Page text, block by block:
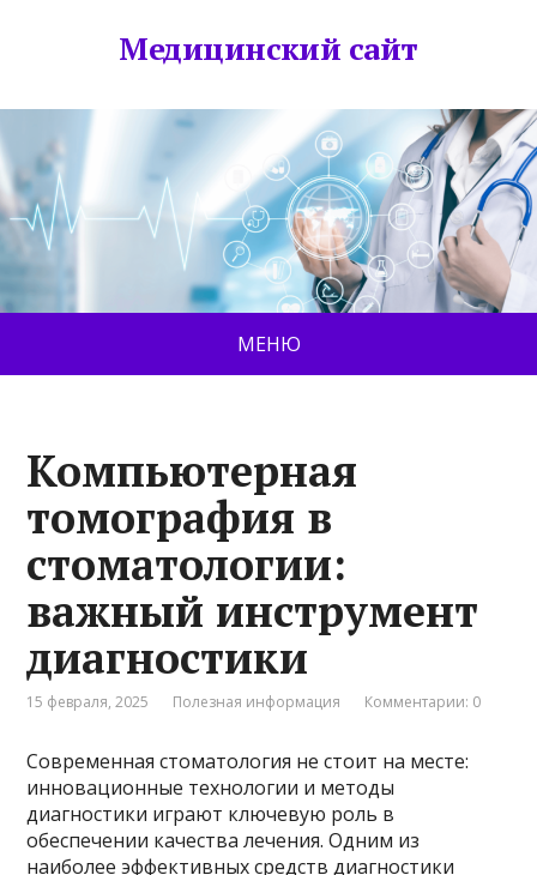
Медицинский сайт
МЕНЮ
Компьютерная
томография в
стоматологии:
важный инструмент
диагностики
15 февраля, 2025 Полезная информация Комментарии: 0
Современная стоматология не стоит на месте:
инновационные технологии и методы
диагностики играют ключевую роль в
обеспечении качества лечения. Одним из
наиболее эффективных средств диагностики